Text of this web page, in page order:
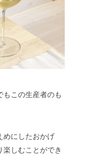
もこの生産者のも
めにしたおかげ
楽しむことができ